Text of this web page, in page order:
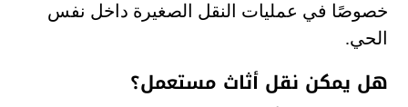
خصوصًا في عمليات النقل الصغيرة داخل نفس
الحي.
هل يمكن نقل أثاث مستعمل؟